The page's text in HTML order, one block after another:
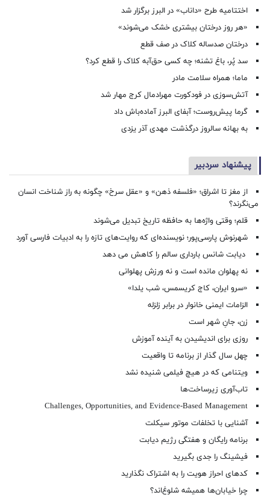
اختتامیه طرح «داناب» در البرز برگزار شد
«هر روز درختان بیشتری خشک می‌شوند»
درختان صدساله کلاک در صف قطع
سد پُر، باغ تشنه؛ چه کسی حق‌آبه کلاک را قطع کرد؟
ماما؛ همراه سلامت مادر
آتش‌سوزی در فودکورت مهرادمال کرج مهار شد
گرما پیش‌روست؛ آبفای البرز آماده‌باش داد
به بهانه سالروز درگذشت مهدی آذر یزدی
پیشنهاد سردبیر
از مغز تا اشراق؛ «فلسفه ذهن» و «عقل سرخ» چگونه به راز شناخت انسان
می‌نگرند؟
قلم؛ وقتی واژه‌ها به حافظه تاریخ تبدیل می‌شوند
شهرنوش پارسی‌پور؛ نویسنده‌ای که روایت‌های تازه را به ادبیات فارسی آورد
دیابت شانس بارداری سالم را کاهش می دهد
نه پهلوان مانده است و نه ورزش پهلوانی
«سرو ایران، کاج کریسمس، شب یلدا»
الزامات ایمنی خانوار در برابر زلزله
زن، جانِ شهر است
روزی برای اندیشیدن به آینده آموزش
چهل سال گذار از برنامه تا واقعیت
ویتنامی که در هیچ فیلمی شنیده نشد
تاب‌آوری زیرساخت‌ها
Challenges, Opportunities, and Evidence-Based Management
آشنایی با تخلفات موتور سیکلت
برنامه رایگان و هفتگی رژیم دیابت
فیشینگ را جدی بگیرید
کدهای احراز هویت را به اشتراک نگذارید
چرا خیابان‌ها همیشه شلوغ‌اند؟